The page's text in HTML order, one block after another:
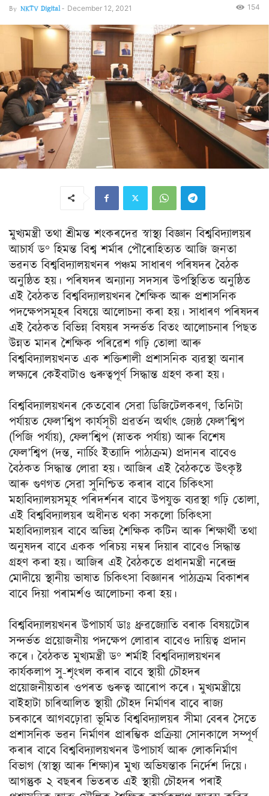
By NKTV Digital- December 12, 2021 154
মুখ্যমন্ত্ৰী তথা শ্ৰীমন্ত শংকৰদেৱ স্বাস্থ্য বিজ্ঞান বিশ্ববিদ্যালয়ৰ
আচাৰ্য ড° হিমন্ত বিশ্ব শৰ্মাৰ পৌৰোহিত্যত আজি জনতা
ভৱনত বিশ্ববিদ্যালয়খনৰ পঞ্চম সাধাৰণ পৰিষদৰ বৈঠক
অনুষ্ঠিত হয়। পৰিষদৰ অন্যান্য সদস্যৰ উপস্থিতিত অনুষ্ঠিত
এই বৈঠকত বিশ্ববিদ্যালয়খনৰ শৈক্ষিক আৰু প্রশাসনিক
পদক্ষেপসমূহৰ বিষয়ে আলোচনা কৰা হয়। সাধাৰণ পৰিষদৰ
এই বৈঠকত বিভিন্ন বিষয়ৰ সন্দৰ্ভত বিতং আলোচনাৰ পিছত
উন্নত মানৰ শৈক্ষিক পৰিৱেশ গঢ়ি তোলা আৰু
বিশ্ববিদ্যালয়খনত এক শক্তিশালী প্রশাসনিক ব্যৱস্থা অনাৰ
লক্ষ্যৰে কেইবাটাও গুৰুত্বপূৰ্ণ সিদ্ধান্ত গ্ৰহণ কৰা হয়।
বিশ্ববিদ্যালয়খনৰ কেতবোৰ সেৱা ডিজিটেলকৰণ, তিনিটা
পৰ্যায়ত ফেল’শ্বিপ কাৰ্যসূচী প্ৰৱৰ্তন অর্থাৎ জ্যেষ্ঠ ফেল’শ্বিপ
(পিজি পর্যায়), ফেল’শ্বিপ (স্নাতক পর্যায়) আৰু বিশেষ
ফেল’শ্বিপ (দন্ত, নাৰ্চিং ইত্যাদি পাঠ্যক্ৰম) প্ৰদানৰ বাবেও
বৈঠকত সিদ্ধান্ত লোৱা হয়। আজিৰ এই বৈঠকতে উৎকৃষ্ট
আৰু গুণগত সেৱা সুনিশ্চিত কৰাৰ বাবে চিকিৎসা
মহাবিদ্যালয়সমূহ পৰিদৰ্শনৰ বাবে উপযুক্ত ব্যৱস্থা গঢ়ি তোলা,
এই বিশ্ববিদ্যালয়ৰ অধীনত থকা সকলো চিকিৎসা
মহাবিদ্যালয়ৰ বাবে অভিন্ন শৈক্ষিক কটিন আৰু শিক্ষার্থী তথা
অনুষদৰ বাবে একক পৰিচয় নম্বৰ দিয়াৰ বাবেও সিদ্ধান্ত
গ্রহণ কৰা হয়। আজিৰ এই বৈঠকতে প্রধানমন্ত্ৰী নৰেন্দ্ৰ
মোদীয়ে স্থানীয় ভাষাত চিকিৎসা বিজ্ঞানৰ পাঠ্যক্রম বিকাশৰ
বাবে দিয়া পৰামৰ্শও আলোচনা কৰা হয়।
বিশ্ববিদ্যালয়খনৰ উপাচার্য ডাঃ ধ্ৰুৱজ্যোতি বৰাক বিষয়টোৰ
সন্দৰ্ভত প্রয়োজনীয় পদক্ষেপ লোৱাৰ বাবেও দায়িত্ব প্রদান
কৰে। বৈঠকত মুখ্যমন্ত্রী ড° শৰ্মাই বিশ্ববিদ্যালয়খনৰ
কাৰ্যকলাপ সু-শৃংখল কৰাৰ বাবে স্থায়ী চৌহদৰ
প্রয়োজনীয়তাৰ ওপৰত গুৰুত্ব আৰোপ কৰে। মুখ্যমন্ত্ৰীয়ে
বাইহাটা চাৰিআলিত স্থায়ী চৌহদ নিৰ্মাণৰ বাবে ৰাজ্য
চৰকাৰে আগবঢ়োৱা ভূমিত বিশ্ববিদ্যালয়ৰ সীমা বেৰৰ সৈতে
প্রশাসনিক ভৱন নিৰ্মাণৰ প্ৰাৰম্ভিক প্ৰক্ৰিয়া সোনকালে সম্পূৰ্ণ
কৰাৰ বাবে বিশ্ববিদ্যালয়খনৰ উপাচাৰ্য আৰু লোকনিৰ্মাণ
বিভাগ (স্বাস্থ্য আৰু শিক্ষা)ৰ মুখ্য অভিযন্তাক নির্দেশ দিয়ে।
আগন্তুক ২ বছৰৰ ভিতৰত এই স্থায়ী চৌহদৰ পৰাই